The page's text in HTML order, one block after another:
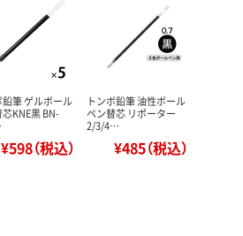
鉛筆 ゲルボール
KNE黒 BN-
¥598（税込）
トンボ鉛筆 油性ボール
ペン替芯 リポーター
2/3/4…
¥485（税込）